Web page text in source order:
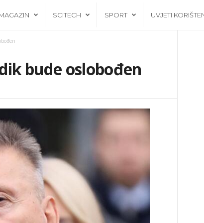
SCITECH SPORT UVJETI
bude oslobođen